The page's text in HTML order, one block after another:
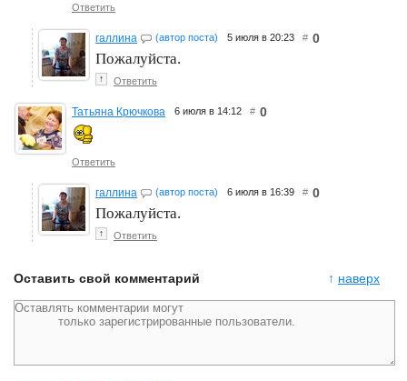
Ответить
галлина (автор поста) 5 июля в 20:23 # 0
Пожалуйста.
↑ Ответить
Татьяна Крючкова 6 июля в 14:12 # 0
Ответить
галлина (автор поста) 6 июля в 16:39 # 0
Пожалуйста.
↑ Ответить
↑ наверх
Оставить свой комментарий